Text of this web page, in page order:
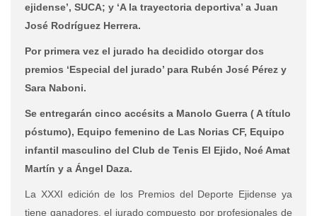
ejidense’, SUCA; y ‘A la trayectoria deportiva’ a Juan
José Rodríguez Herrera.
Por primera vez el jurado ha decidido otorgar dos
premios ‘Especial del jurado’ para Rubén José Pérez y
Sara Naboni.
Se entregarán cinco accésits a Manolo Guerra ( A título
póstumo), Equipo femenino de Las Norias CF, Equipo
infantil masculino del Club de Tenis El Ejido, Noé Amat
Martín y a Ángel Daza.
La XXXI edición de los Premios del Deporte Ejidense ya
tiene ganadores, el jurado compuesto por profesionales de